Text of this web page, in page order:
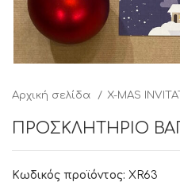
Αρχική σελίδα X-MAS
ΠΡΟΣΚΛΗΤΗΡΙΟ
Κωδικός προϊόντος: XR63